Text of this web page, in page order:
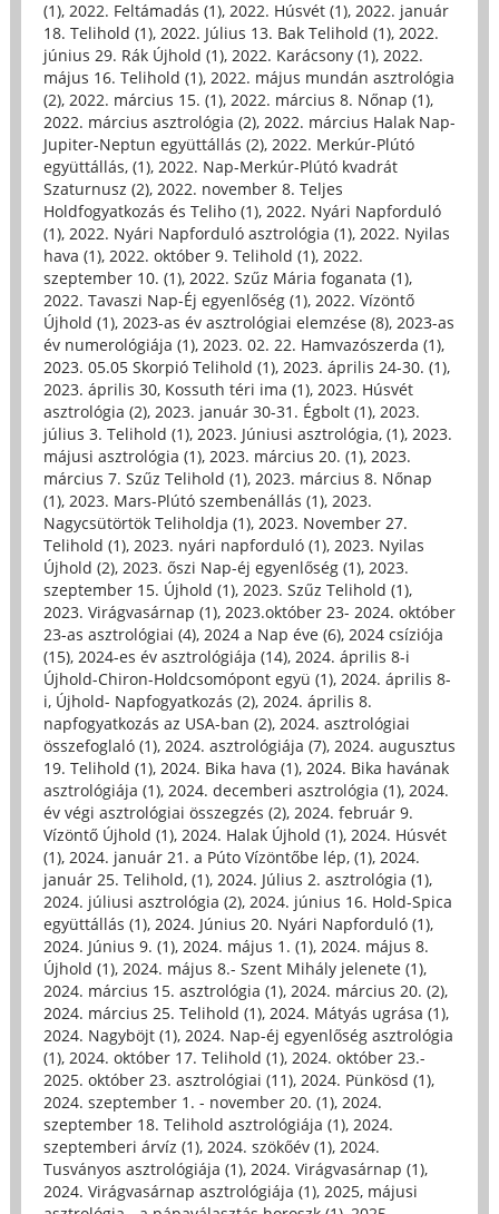
(1), 2022. Feltámadás (1), 2022. Húsvét (1), 2022. január
18. Telihold (1), 2022. Július 13. Bak Telihold (1), 2022.
június 29. Rák Újhold (1), 2022. Karácsony (1), 2022.
május 16. Telihold (1), 2022. május mundán asztrológia
(2), 2022. március 15. (1), 2022. március 8. Nőnap (1),
2022. március asztrológia (2), 2022. március Halak Nap-
Jupiter-Neptun együttállás (2), 2022. Merkúr-Plútó
együttállás, (1), 2022. Nap-Merkúr-Plútó kvadrát
Szaturnusz (2), 2022. november 8. Teljes
Holdfogyatkozás és Teliho (1), 2022. Nyári Napforduló
(1), 2022. Nyári Napforduló asztrológia (1), 2022. Nyilas
hava (1), 2022. október 9. Telihold (1), 2022.
szeptember 10. (1), 2022. Szűz Mária foganata (1),
2022. Tavaszi Nap-Éj egyenlőség (1), 2022. Vízöntő
Újhold (1), 2023-as év asztrológiai elemzése (8), 2023-as
év numerológiája (1), 2023. 02. 22. Hamvazószerda (1),
2023. 05.05 Skorpió Telihold (1), 2023. április 24-30. (1),
2023. április 30, Kossuth téri ima (1), 2023. Húsvét
asztrológia (2), 2023. január 30-31. Égbolt (1), 2023.
július 3. Telihold (1), 2023. Júniusi asztrológia, (1), 2023.
májusi asztrológia (1), 2023. március 20. (1), 2023.
március 7. Szűz Telihold (1), 2023. március 8. Nőnap
(1), 2023. Mars-Plútó szembenállás (1), 2023.
Nagycsütörtök Teliholdja (1), 2023. November 27.
Telihold (1), 2023. nyári napforduló (1), 2023. Nyilas
Újhold (2), 2023. őszi Nap-éj egyenlőség (1), 2023.
szeptember 15. Újhold (1), 2023. Szűz Telihold (1),
2023. Virágvasárnap (1), 2023.október 23- 2024. október
23-as asztrológiai (4), 2024 a Nap éve (6), 2024 csíziója
(15), 2024-es év asztrológiája (14), 2024. április 8-i
Újhold-Chiron-Holdcsomópont együ (1), 2024. április 8-
i, Újhold- Napfogyatkozás (2), 2024. április 8.
napfogyatkozás az USA-ban (2), 2024. asztrológiai
összefoglaló (1), 2024. asztrológiája (7), 2024. augusztus
19. Telihold (1), 2024. Bika hava (1), 2024. Bika havának
asztrológiája (1), 2024. decemberi asztrológia (1), 2024.
év végi asztrológiai összegzés (2), 2024. február 9.
Vízöntő Újhold (1), 2024. Halak Újhold (1), 2024. Húsvét
(1), 2024. január 21. a Púto Vízöntőbe lép, (1), 2024.
január 25. Telihold, (1), 2024. Július 2. asztrológia (1),
2024. júliusi asztrológia (2), 2024. június 16. Hold-Spica
együttállás (1), 2024. Június 20. Nyári Napforduló (1),
2024. Június 9. (1), 2024. május 1. (1), 2024. május 8.
Újhold (1), 2024. május 8.- Szent Mihály jelenete (1),
2024. március 15. asztrológia (1), 2024. március 20. (2),
2024. március 25. Telihold (1), 2024. Mátyás ugrása (1),
2024. Nagyböjt (1), 2024. Nap-éj egyenlőség asztrológia
(1), 2024. október 17. Telihold (1), 2024. október 23.-
2025. október 23. asztrológiai (11), 2024. Pünkösd (1),
2024. szeptember 1. - november 20. (1), 2024.
szeptember 18. Telihold asztrológiája (1), 2024.
szeptemberi árvíz (1), 2024. szökőév (1), 2024.
Tusványos asztrológiája (1), 2024. Virágvasárnap (1),
2024. Virágvasárnap asztrológiája (1), 2025, májusi